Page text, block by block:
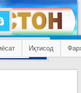
Иқтисод